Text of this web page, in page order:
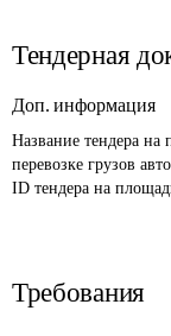
Тендерная
Доп. информация
Название тендера на
перевозке грузов
ID тендера на
Требования